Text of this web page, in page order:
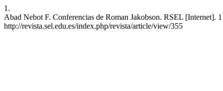
1.
Abad Nebot F. Conferencias de Roman Jakobson. RSEL [Internet].
http://revista.sel.edu.es/index.php/revista/article/view/355